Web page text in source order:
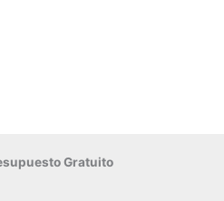
Gratuito